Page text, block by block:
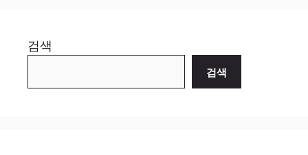
검색
검색